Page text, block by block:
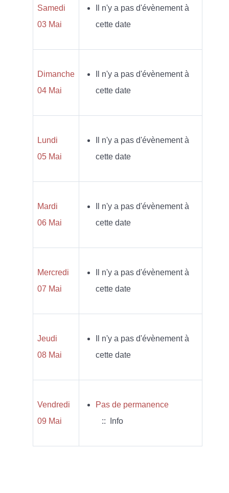
Samedi
03 Mai
Il n'y a pas d'évènement à
cette date
Dimanche
04 Mai
Il n'y a pas d'évènement à
cette date
Lundi
05 Mai
Il n'y a pas d'évènement à
cette date
Mardi
06 Mai
Il n'y a pas d'évènement à
cette date
Mercredi
07 Mai
Il n'y a pas d'évènement à
cette date
Jeudi
08 Mai
Il n'y a pas d'évènement à
cette date
Vendredi
09 Mai
Pas de permanence
:: Info